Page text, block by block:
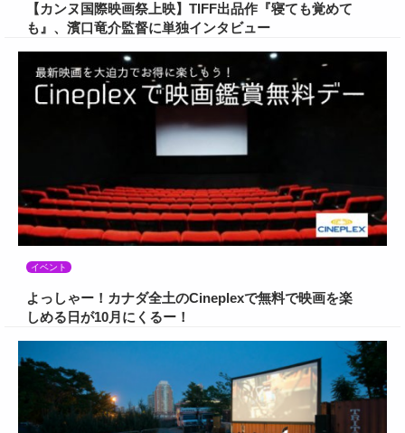
【カンヌ国際映画祭上映】TIFF出品作『寝ても覚めて
も』、濱口竜介監督に単独インタビュー
イベント
よっしゃー！カナダ全土のCineplexで無料で映画を楽
しめる日が10月にくるー！